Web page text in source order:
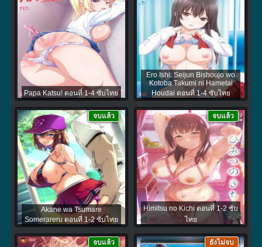
Papa Katsu! ตอนที่ 1-4 ซับไทย
Ero Ishi: Seijun Bishoujo wo
Kotoba Takumi ni Hametai
Houdai ตอนที่ 1-4 ซับไทย
Akane wa Tsumare
Somerareru ตอนที่ 1-2 ซับไทย
จบแล้ว
Himitsu no Kichi ตอนที่ 1-2 ซับ
ไทย
จบแล้ว
จบแล้ว ยังไม่จบ